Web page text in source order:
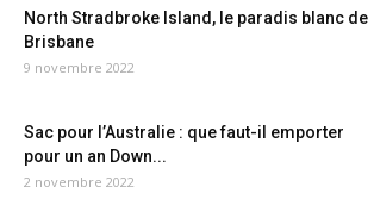
North Stradbroke Island, le paradis blanc de
Brisbane
9 novembre 2022
Sac pour l’Australie : que faut-il emporter
pour un an Down...
2 novembre 2022